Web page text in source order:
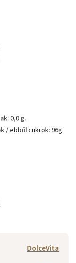
0,0 g.
/ ebből cukrok: 96g.
DolceVita